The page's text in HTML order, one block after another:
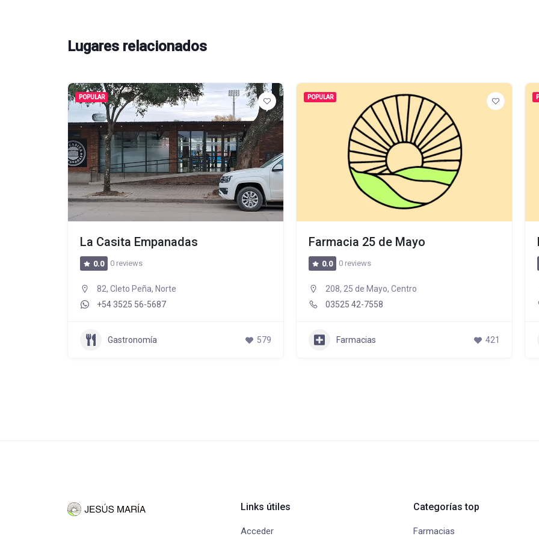
Lugares relacionados
POPULAR
La Casita Empanadas
0.0 0 reviews
82, Cleto Peña, Norte
+54 3525 56-5687
Gastronomía 579
POPULAR
Farmacia 25 de Mayo
0.0 0 reviews
208, 25 de Mayo, Centro
03525 42-7558
Farmacias 421
Links útiles
Acceder
Categorías top
Farmacias